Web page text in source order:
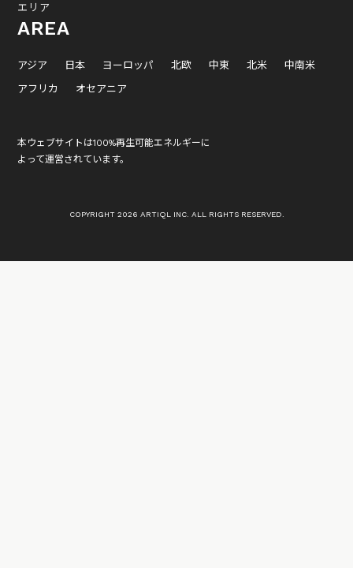
エリア
AREA
アジア 日本 ヨーロッパ 北欧 中東 北米
中南米
アフリカ
オセアニア
本ウェブサイトは100%再生可能エネルギーに
よって運営されています。
COPYRIGHT 2026 ARTIQL INC. ALL RIGHTS RESERVED.